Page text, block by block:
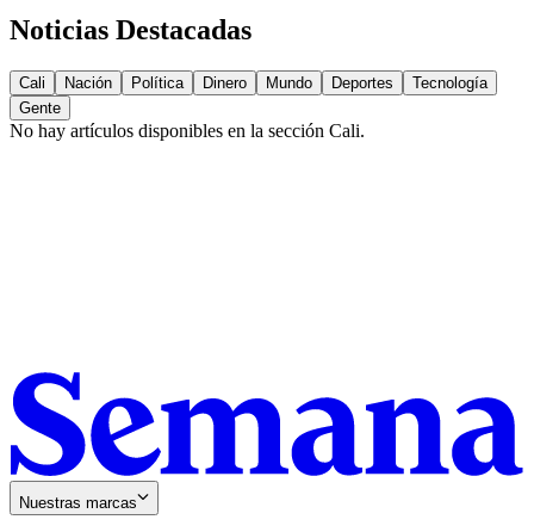
Noticias Destacadas
Cali Nación Política Dinero Mundo Deportes
Tecnología
Gente
No hay artículos disponibles en la sección Cali.
Nuestras marcas